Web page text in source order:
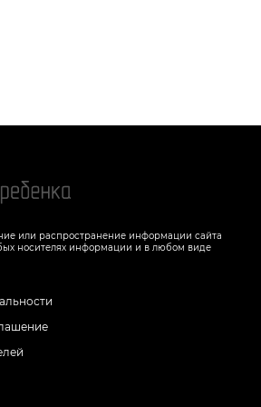
или распространение информации сайта
носителях информации и в любом виде